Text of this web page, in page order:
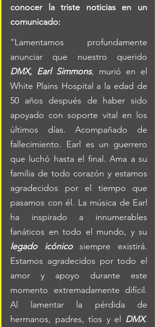
conocer la triste noticias en un
comunicado:
"Lamentamos profundamente
DMX, Earl Simmons, murió en el
White Plains Hospital a la edad de
50 años después de haber sido
apoyado con soporte vital en los
últimos días. Acompañado de
fallecimiento. Earl es un guerrero
que luchó hasta el final. Ama a su
familia de todo corazón y estamos
agradecidos por el tiempo que
pasamos con él. La música de Earl
ha inspirado a innumerables
legado icónico siempre existirá.
Estamos agradecidos por todo el
amor y apoyo durante este
momento extremadamente difícil.
Al lamentar la pérdida de
hermanos, padres, tíos y el DMX.